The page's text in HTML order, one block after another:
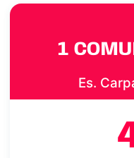
1
Es.